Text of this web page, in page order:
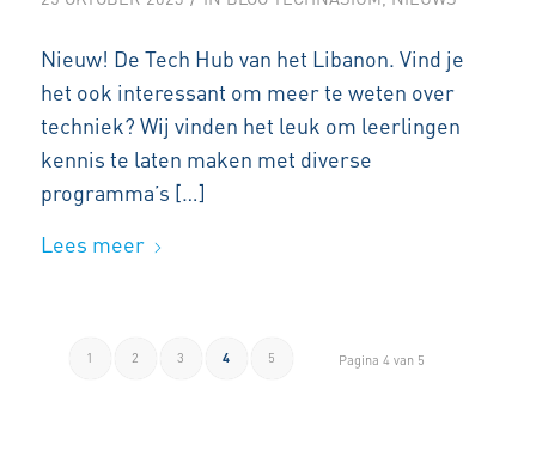
Nieuw! De Tech Hub van het Libanon. Vind je
het ook interessant om meer te weten over
techniek? Wij vinden het leuk om leerlingen
kennis te laten maken met diverse
programma’s […]
Lees meer
Pagina 4 van 5
1 2 3 4 5